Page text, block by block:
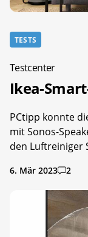
TESTS
Testcenter
Ikea-
PCtipp konnte
mit Sonos-
den Luftreiniger
6. Mär 2023 2